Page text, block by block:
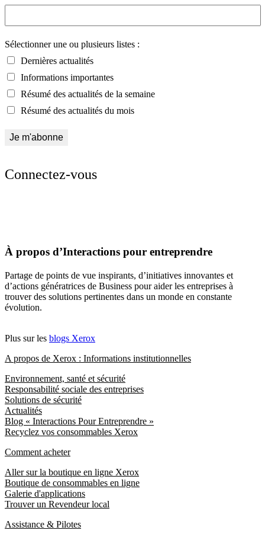
Sélectionner une ou plusieurs listes :
Dernières actualités
Informations importantes
Résumé des actualités de la semaine
Résumé des actualités du mois
Connectez-vous
À propos d’Interactions pour entreprendre
Partage de points de vue inspirants, d’initiatives innovantes et
d’actions génératrices de Business pour aider les entreprises à
trouver des solutions pertinentes dans un monde en constante
évolution.
Plus sur les blogs Xerox
A propos de Xerox : Informations institutionnelles
Environnement, santé et sécurité
Responsabilité sociale des entreprises
Solutions de sécurité
Actualités
Blog « Interactions Pour Entreprendre »
Recyclez vos consommables Xerox
Comment acheter
Aller sur la boutique en ligne Xerox
Boutique de consommables en ligne
Galerie d'applications
Trouver un Revendeur local
Assistance & Pilotes